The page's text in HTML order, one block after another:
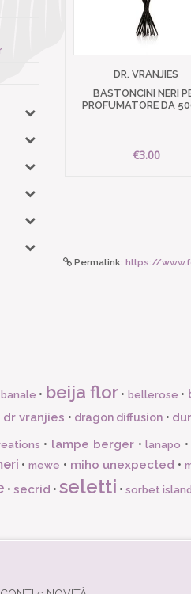
DR. VRANJIES
BASTONCINI NERI
PROFUMATORE DA
€3.00
Permalink: https://
banale • beija flor • bellerose •
dr vranjies • dragon diffusion •
• lampe berger •lanapo •
•mewe • miho unexpected •
• secrid • seletti • sorbet island